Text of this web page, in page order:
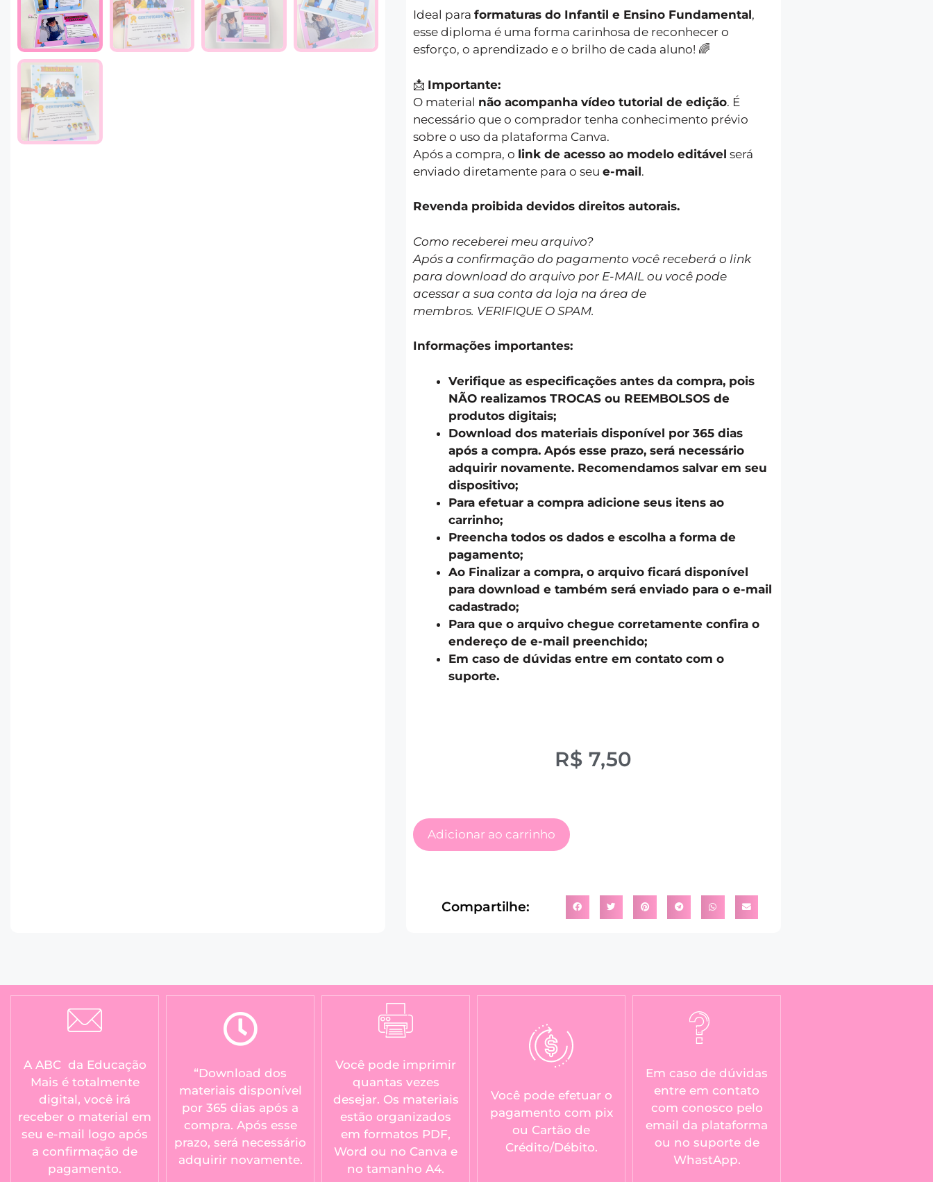
Ideal para formaturas do Infantil e Ensino Fundamental,
esse diploma é uma forma carinhosa de reconhecer o
esforço, o aprendizado e o brilho de cada aluno! 🌈
📩 Importante:
O material não acompanha vídeo tutorial de edição. É
necessário que o comprador tenha conhecimento prévio
sobre o uso da plataforma Canva.
Após a compra, o link de acesso ao modelo editável será
enviado diretamente para o seu e-mail.
Revenda proibida devidos direitos autorais.
Como receberei meu arquivo?
Após a confirmação do pagamento você receberá o link
para download do arquivo por E-MAIL ou você pode
acessar a sua conta da loja na área de
membros. VERIFIQUE O SPAM.
Informações importantes:
Verifique as especificações antes da compra, pois
NÃO realizamos TROCAS ou REEMBOLSOS de
produtos digitais;
Download dos materiais disponível por 365 dias
após a compra. Após esse prazo, será necessário
adquirir novamente. Recomendamos salvar em seu
dispositivo;
Para efetuar a compra adicione seus itens ao
carrinho;
Preencha todos os dados e escolha a forma de
pagamento;
Ao Finalizar a compra, o arquivo ficará disponível
para download e também será enviado para o e-mail
cadastrado;
Para que o arquivo chegue corretamente confira o
endereço de e-mail preenchido;
Em caso de dúvidas entre em contato com o
suporte.
R$ 7,50
Adicionar ao carrinho
Compartilhe:
A ABC da Educação
Mais é totalmente
digital, você irá
receber o material em
seu e-mail logo após
a confirmação de
pagamento.
“Download dos
materiais disponível
por 365 dias após a
compra. Após esse
prazo, será necessário
adquirir novamente.
Você pode imprimir
quantas vezes
desejar. Os materiais
estão organizados
em formatos PDF,
Word ou no Canva e
no tamanho A4.
Você pode efetuar o
pagamento com pix
ou Cartão de
Crédito/Débito.
Em caso de dúvidas
entre em contato
com conosco pelo
email da plataforma
ou no suporte de
WhastApp.